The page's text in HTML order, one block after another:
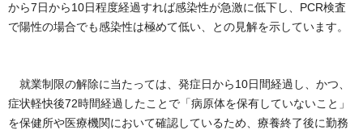
から7日から10日程度経過すれば感染性が急激に低下し、PCR検査
で陽性の場合でも感染性は極めて低い、との見解を示しています。
就業制限の解除に当たっては、発症日から10日間経過し、かつ、
症状軽快後72時間経過したことで「病原体を保有していないこと」
を保健所や医療機関において確認しているため、療養終了後に勤務